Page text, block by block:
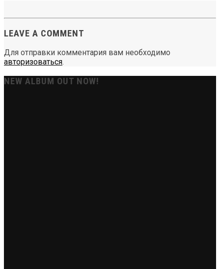
LEAVE A COMMENT
Для отправки комментария вам необходимо
авторизоваться.
NEW ALBUM OUT NOW!